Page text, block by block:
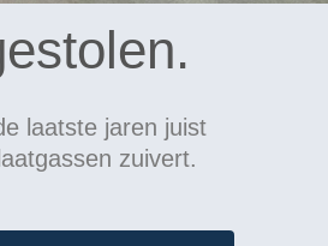
laatste jaren juist
zuivert.